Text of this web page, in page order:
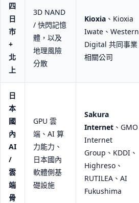
四
日
市
+
北
上
3D NAND
/ 快閃記憶
體，以及
地理風險
分散
Kioxia 、Kioxia
Iwate、Western
Digital 共同事業
相關公司
日
本
國
內
AI
/
雲
端
骨
GPU 雲
端、AI 算
力能力、
日本國內
軟體側基
礎設施
Sakura
Internet 、GMO
Internet
Group、KDDI、
Highreso、
RUTILEA、AI
Fukushima